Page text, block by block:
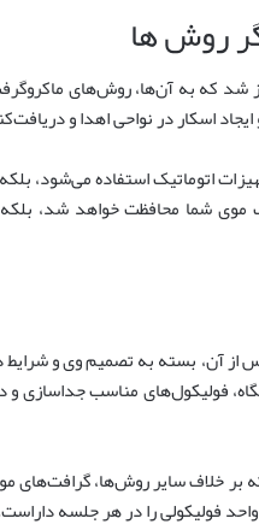
روش ها
شد که به آن‌ها، روش‌های
اتوماتیک استفاده می‌شود،
موی شما محافظت خواهد شد،
آن، بسته به تصمیم وی و شرایط
مناسب جداسازی و
بر خلاف سایر روش‌ها، گرافت‌های
فولیکولی را در هر جلسه